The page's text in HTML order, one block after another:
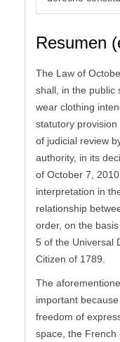
Resumen
The Law of
shall, in the public
wear clothing
statutory
of judicial review
authority, in its
of October 7,
interpretation in
relationship
order, on the
5 of the Universal
Citizen of 1789.
The
important
freedom of
space, the French